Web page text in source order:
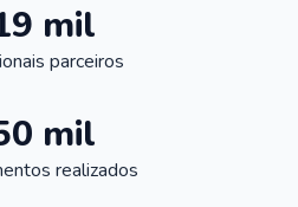
mil
parceiros
mil
realizados